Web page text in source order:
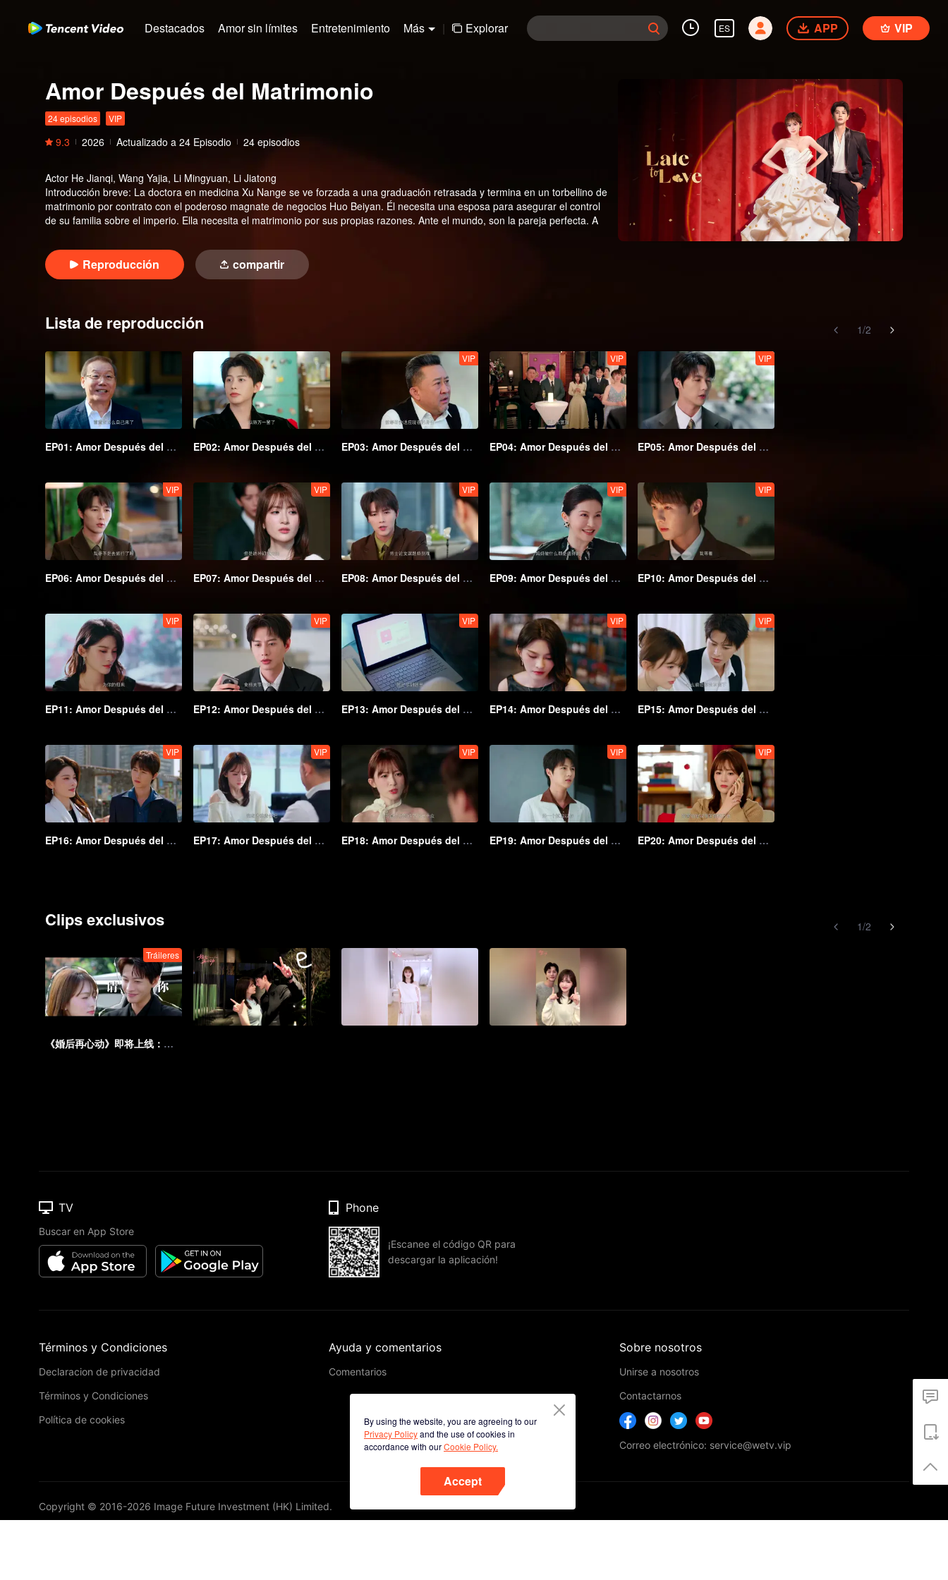
Destacados Amor sin límites Entretenimiento Más | Explorar ES APP VIP
Amor Después del Matrimonio
24 episodios VIP
9.3 2026 Actualizado a 24 Episodio 24 episodios
Actor He Jianqi, Wang Yajia, Li Mingyuan, Li Jiatong
Introducción breve: La doctora en medicina Xu Nange se ve forzada a una graduación retrasada y termina en un torbellino de
matrimonio por contrato con el poderoso magnate de negocios Huo Beiyan. Él necesita una esposa para asegurar el control
de su familia sobre el imperio. Ella necesita el matrimonio por sus propias razones. Ante el mundo, son la pareja perfecta. A
peligro, ¿pueden dos corazones cautelosos realmente enamorarse?
Reproducción compartir
Lista de reproducción 1/2
EP01: Amor Después del Matrimonio EP02: Amor Después del Matrimonio
VIP
EP03: Amor Después del Matrimonio
VIP
EP04: Amor Después del Matrimonio
VIP
EP05: Amor Después del Matrimonio
VIP
EP06: Amor Después del Matrimonio
VIP
EP07: Amor Después del Matrimonio
VIP
EP08: Amor Después del Matrimonio
VIP
EP09: Amor Después del Matrimonio
VIP
EP10: Amor Después del Matrimonio
VIP
EP11: Amor Después del Matrimonio
VIP
EP12: Amor Después del Matrimonio
VIP
EP13: Amor Después del Matrimonio
VIP
EP14: Amor Después del Matrimonio
VIP
EP15: Amor Después del Matrimonio
VIP
EP16: Amor Después del Matrimonio
VIP
EP17: Amor Después del Matrimonio
VIP
EP18: Amor Después del Matrimonio
VIP
EP19: Amor Después del Matrimonio
VIP
EP20: Amor Después del Matrimonio
Clips exclusivos 1/2
Tráileres
《婚后再心动》即将上线：理智契约为引，婚后心动为序！
By using the website, you are agreeing to our
Privacy Policyand the use of cookies in
accordance with ourCookie Policy.
Accept
TV
Buscar en App Store
Phone
¡Escanee el código QR para
descargar la aplicación!
Términos y Condiciones
Declaracion de privacidad
Términos y Condiciones
Política de cookies
Ayuda y comentarios
Comentarios
Sobre nosotros
Unirse a nosotros
Contactarnos
Correo electrónico: service@wetv.vip
Copyright © 2016-2026 Image Future Investment (HK) Limited.